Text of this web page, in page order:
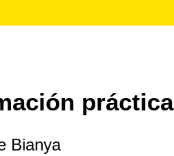
práctica
Bianya